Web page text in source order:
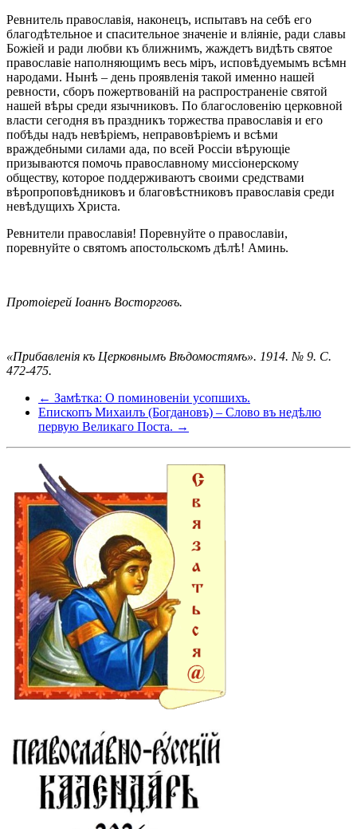
Ревнитель православія, наконецъ, испытавъ на себѣ его
благодѣтельное и спасительное значеніе и вліяніе, ради славы
Божіей и ради любви къ ближнимъ, жаждетъ видѣть святое
православіе наполняющимъ весь міръ, исповѣдуемымъ всѣмн
народами. Нынѣ – день проявленія такой именно нашей
ревности, сборъ пожертвованій на распространеніе святой
нашей вѣры среди язычниковъ. По благословенію церковной
власти сегодня въ праздникъ торжества православія и его
побѣды надъ невѣріемъ, неправовѣріемъ и всѣми
враждебными силами ада, по всей Россіи вѣрующіе
призываются помочь православному миссіонерскому
обществу, которое поддерживаютъ своими средствами
вѣропроповѣдниковъ и благовѣстниковъ православія среди
невѣдущихъ Христа.
Ревнители православія! Поревнуйте о православіи,
поревнуйте о святомъ апостольскомъ дѣлѣ! Аминь.
Протоіерей Іоаннъ Восторговъ.
«Прибавленія къ Церковнымъ Вѣдомостямъ». 1914. № 9. С.
472-475.
← Замѣтка: О поминовеніи усопшихъ.
Епископъ Михаилъ (Богдановъ) – Слово въ недѣлю
первую Великаго Поста. →